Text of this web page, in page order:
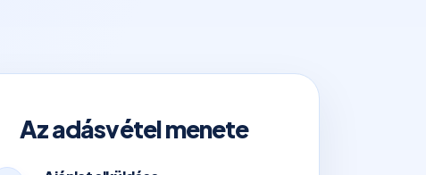
Az adásvétel menete